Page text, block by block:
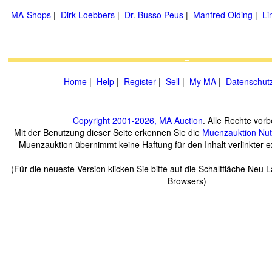
MA-Shops | Dirk Loebbers | Dr. Busso Peus | Manfred Olding |
Home | Help | Register | Sell | My MA |
Copyright 2001-2026, MA Auction. Alle Rechte
Mit der Benutzung dieser Seite erkennen Sie die Muenzauktion
Muenzauktion übernimmt keine Haftung für den Inhalt verlinkter
(Für die neueste Version klicken Sie bitte auf die Schaltfläche Neu
Browsers)